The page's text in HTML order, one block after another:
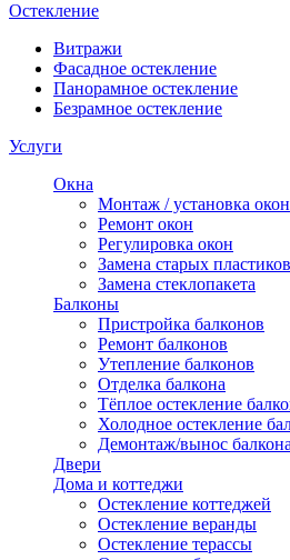
Остекление
Витражи
Фасадное остекление
Панорамное остекление
Безрамное остекление
Услуги
Окна
Монтаж / установка окон
Ремонт окон
Регулировка окон
Замена старых
Замена стеклопакета
Балконы
Пристройка балконов
Ремонт балконов
Утепление балконов
Отделка балкона
Тёплое остекление
Холодное остекление
Демонтаж/вынос
Двери
Дома и коттеджи
Остекление коттеджей
Остекление веранды
Остекление терассы